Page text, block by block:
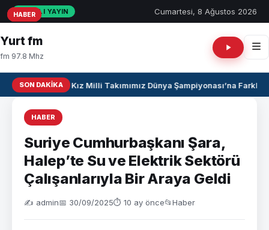
CANLI YAYIN Cumartesi, 8 Ağustos 2026
Yurt fm
fm 97.8 Mhz
SON DAKIKAU17 Kız Milli Takımımız Dünya Şampiyonası’na Farklı
HABER
Suriye Cumhurbaşkanı Şara,
Halep’te Su ve Elektrik Sektörü
Çalışanlarıyla Bir Araya Geldi
✍️ admin📅 30/09/2025⏱ 10 ay önce📂Haber
HABER
HABER
HABER